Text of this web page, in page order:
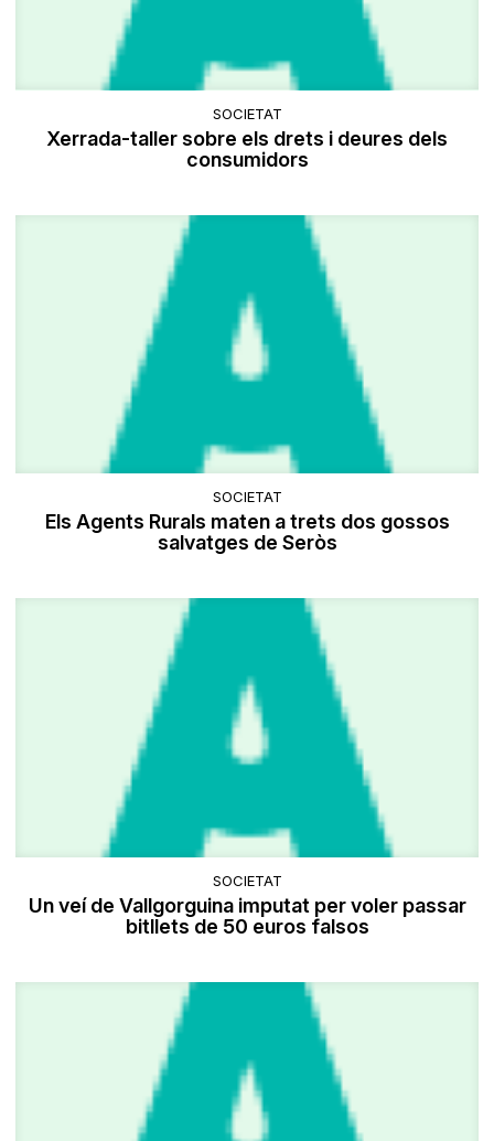
SOCIETAT
Xerrada-taller sobre els drets i deures dels
consumidors
SOCIETAT
Els Agents Rurals maten a trets dos gossos
salvatges de Seròs
SOCIETAT
Un veí de Vallgorguina imputat per voler passar
bitllets de 50 euros falsos